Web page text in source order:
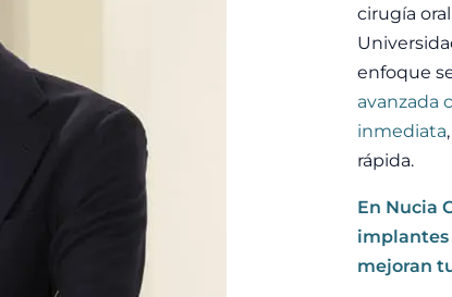
cirugía
enfoque
avanzada
inmediata
rápida.
En Nucia
implantes
mejoran